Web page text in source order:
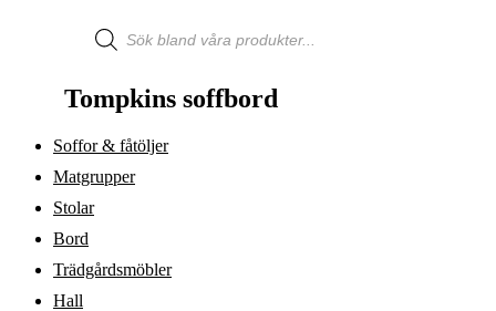
Produktsökning
Tompkins soffbord
Soffor & fåtöljer
Matgrupper
Stolar
Bord
Trädgårdsmöbler
Hall